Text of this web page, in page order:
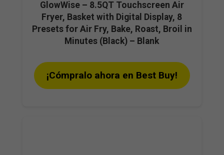
GlowWise – 8.5QT Touchscreen Air
Fryer, Basket with Digital Display, 8
Presets for Air Fry, Bake, Roast, Broil in
Minutes (Black) – Blank
¡Cómpralo ahora en Best Buy!